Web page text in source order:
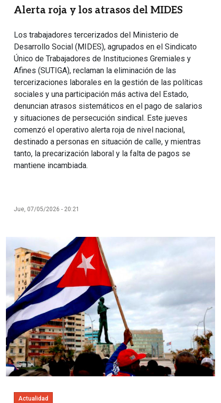
Alerta roja y los atrasos del MIDES
Los trabajadores tercerizados del Ministerio de
Desarrollo Social (MIDES), agrupados en el Sindicato
Único de Trabajadores de Instituciones Gremiales y
Afines (SUTIGA), reclaman la eliminación de las
tercerizaciones laborales en la gestión de las políticas
sociales y una participación más activa del Estado,
denuncian atrasos sistemáticos en el pago de salarios
y situaciones de persecución sindical. Este jueves
comenzó el operativo alerta roja de nivel nacional,
destinado a personas en situación de calle, y mientras
tanto, la precarización laboral y la falta de pagos se
mantiene incambiada.
Jue, 07/05/2026 - 20:21
Actualidad